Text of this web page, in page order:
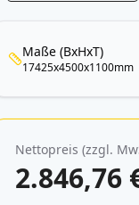
Maße (BxHxT)
17425x4500x1100mm
Nettopreis (zzgl.
2.846,76